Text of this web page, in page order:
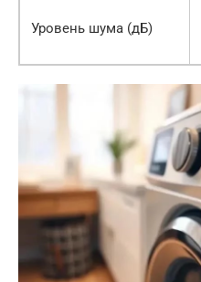
Уровень шума (дБ)